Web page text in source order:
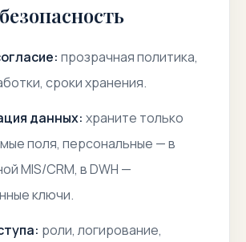
прозрачная политика,
сроки хранения.
данных: храните только
поля, персональные — в
MIS/CRM, в DWH —
ключи.
роли, логирование,